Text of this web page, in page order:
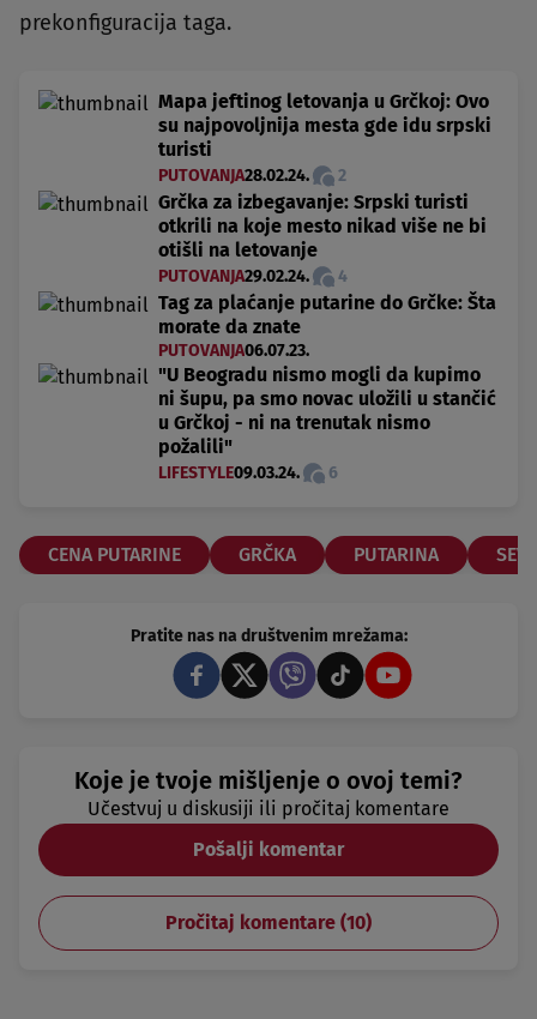
prekonfiguracija taga.
Mapa jeftinog letovanja u Grčkoj: Ovo
su najpovoljnija mesta gde idu srpski
turisti
PUTOVANJA28.02.24. 2
Grčka za izbegavanje: Srpski turisti
otkrili na koje mesto nikad više ne bi
otišli na letovanje
PUTOVANJA29.02.24. 4
Tag za plaćanje putarine do Grčke: Šta
morate da znate
PUTOVANJA06.07.23.
"U Beogradu nismo mogli da kupimo
ni šupu, pa smo novac uložili u stančić
u Grčkoj - ni na trenutak nismo
požalili"
LIFESTYLE09.03.24. 6
CENA PUTARINE GRČKA PUTARINA
Pratite nas na društvenim mrežama:
Koje je tvoje mišljenje o ovoj temi?
Učestvuj u diskusiji ili pročitaj komentare
Pošalji komentar
Pročitaj komentare (10)